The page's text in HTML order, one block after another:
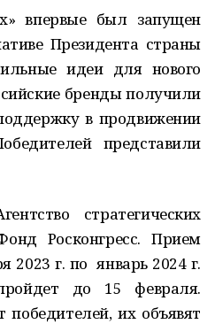
впервые был запущен
Президента страны
идеи для нового
бренды получили
в продвижении
представили
стратегических
Росконгресс. Прием
2023 г. по январь 2024 г.
до 15 февраля.
их объявят